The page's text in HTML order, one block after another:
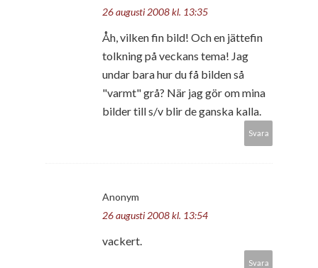
26 augusti 2008 kl. 13:35
Åh, vilken fin bild! Och en jättefin
tolkning på veckans tema! Jag
undar bara hur du få bilden så
"varmt" grå? När jag gör om mina
bilder till s/v blir de ganska kalla.
Svara
Anonym
26 augusti 2008 kl. 13:54
vackert.
Svara